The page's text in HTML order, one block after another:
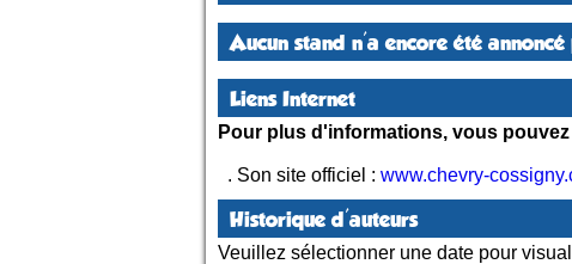
Aucun stand n'a encore été
Liens Internet
Pour plus d'informations, vous
. Son site officiel : www.chevry-
Historique d'auteurs
Veuillez sélectionner une date pour